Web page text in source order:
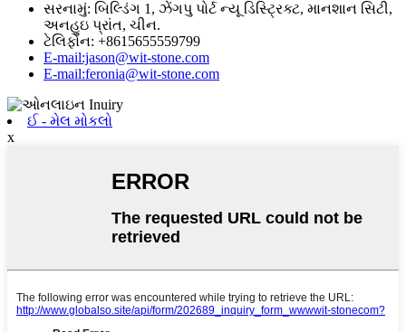
સરનામું: બિલ્ડિંગ 1, ઝેંગપુ પોર્ટ ન્યૂ ડિસ્ટ્રિક્ટ, માનશાન સિટી,
અનહુઇ પ્રાંત, ચીન.
ટેલિફોન: +8615655559799
E-mail:jason@wit-stone.com
E-mail:feronia@wit-stone.com
ઈ - મેલ મોકલો
x